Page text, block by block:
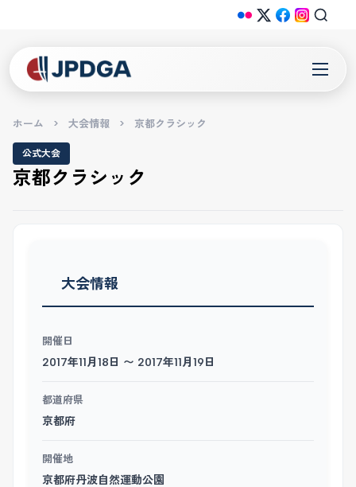
ホーム > 大会情報 > 京都クラシック
公式大会
京都クラシック
大会情報
開催日
2017年11月18日 〜 2017年11月19日
都道府県
京都府
開催地
京都府丹波自然運動公園